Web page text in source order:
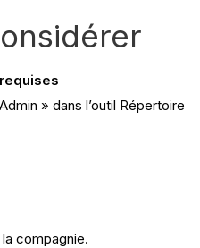
» dans l’outil Répertoire
compagnie.